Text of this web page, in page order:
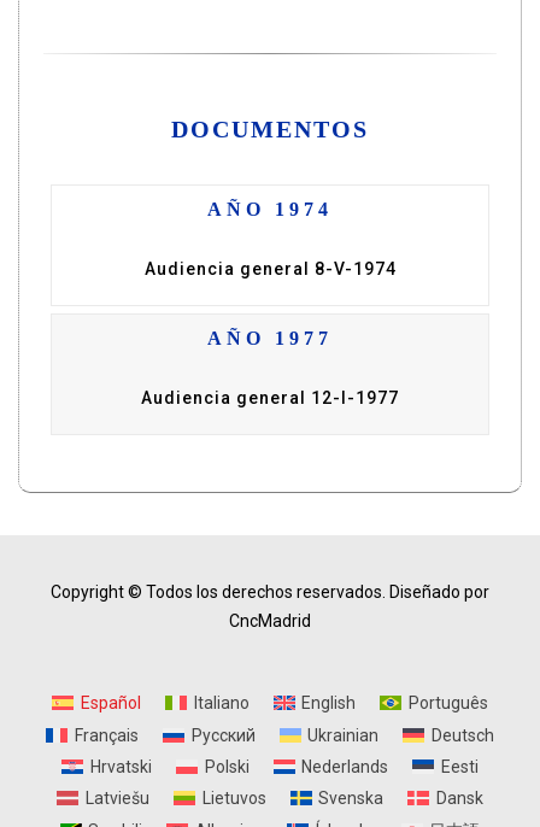
DOCUMENTOS
AÑO 1974
Audiencia general 8-V-1974
AÑO 1977
Audiencia general 12-I-1977
Copyright © Todos los derechos reservados. Diseñado por
CncMadrid
Español Italiano English
Português
Français
Русский Ukrainian
Deutsch
Hrvatski
Polski Nederlands
Eesti
Latviešu
Lietuvos Svenska
Dansk